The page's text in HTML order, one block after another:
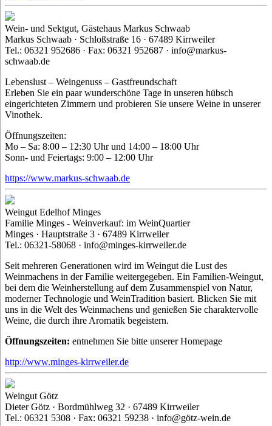
Wein- und Sektgut, Gästehaus Markus Schwaab
Markus Schwaab · Schloßstraße 16 · 67489 Kirrweiler
Tel.: 06321 952686 · Fax: 06321 952687 · info@markus-
schwaab.de
Lebenslust – Weingenuss – Gastfreundschaft
Erleben Sie ein paar wunderschöne Tage in unseren hübsch
eingerichteten Zimmern und probieren Sie unsere Weine in unserer
Vinothek.
Öffnungszeiten:
Mo – Sa: 8:00 – 12:30 Uhr und 14:00 – 18:00 Uhr
Sonn- und Feiertags: 9:00 – 12:00 Uhr
https://www.markus-schwaab.de
Weingut Edelhof Minges
Familie Minges - Weinverkauf: im WeinQuartier
Minges · Hauptstraße 3 · 67489 Kirrweiler
Tel.: 06321-58068 · info@minges-kirrweiler.de
Seit mehreren Generationen wird im Weingut die Lust des
Weinmachens in der Familie weitergegeben. Ein Familien-Weingut,
bei dem die Weinherstellung auf dem Zusammenspiel von Natur,
moderner Technologie und WeinTradition basiert. Blicken Sie mit
uns in die Welt des Weinmachens und genießen Sie charaktervolle
Weine, die durch ihre Aromatik begeistern.
Öffnungszeiten: entnehmen Sie bitte unserer Homepage
http://www.minges-kirrweiler.de
Weingut Götz
Dieter Götz · Bordmühlweg 32 · 67489 Kirrweiler
Tel.: 06321 5308 · Fax: 06321 59238 · info@götz-wein.de